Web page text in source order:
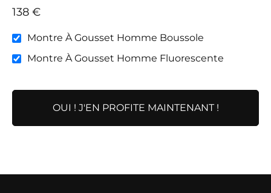
138 €
Montre À Gousset Homme Boussole
Montre À Gousset Homme Fluorescente
OUI ! J'EN PROFITE MAINTENANT !